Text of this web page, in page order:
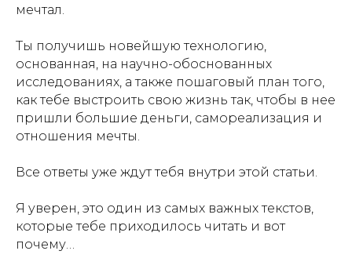
мечтал.
Ты получишь новейшую технологию,
основанная, на научно-обоснованных
исследованиях, а также пошаговый план того,
как тебе выстроить свою жизнь так, чтобы в нее
пришли большие деньги, самореализация и
отношения мечты.
Все ответы уже ждут тебя внутри этой статьи.
Я уверен, это один из самых важных текстов,
которые тебе приходилось читать и вот
почему…